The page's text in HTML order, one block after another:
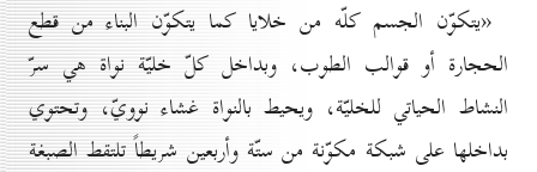
«يتكوّن الجسم كلّه من خلايا كما يتكوّن البناء من قطع
الحجارة أو قوالب الطوب، وبداخل كلّ خليّة نواة هي سرّ
النشاط الحياتي للخليّة، ويحيط بالنواة غشاء نوويّ، وتحتوي
بداخلها على شبكة مكوّنة من ستّة وأربعين شريطاً تلتقط الصبغة